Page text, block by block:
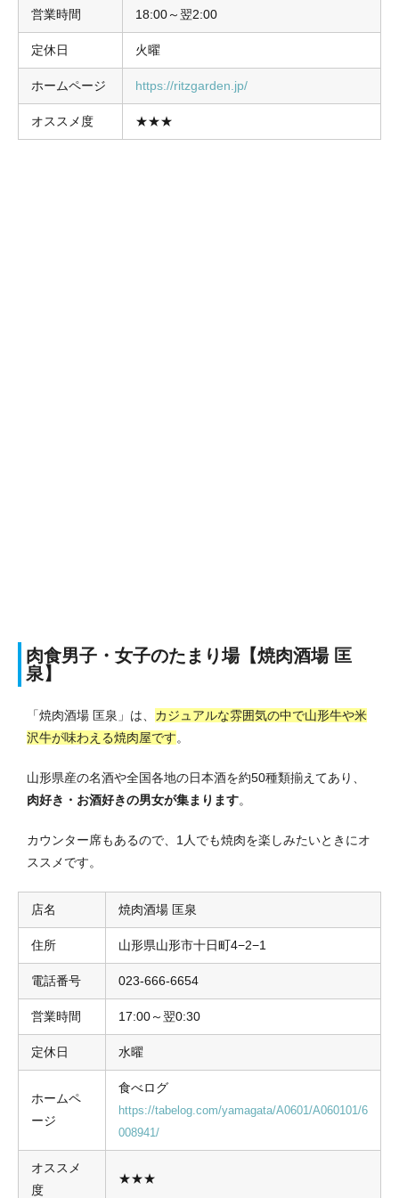
営業時間 18:00～翌2:00
定休日 火曜
ホームページ https://ritzgarden.jp/
オススメ度 ★★★
肉食男子・女子のたまり場【焼肉酒場 匡
泉】
「焼肉酒場 匡泉」は、 カジュアルな雰囲気の中で山形牛や米
沢牛が味わえる焼肉屋です。
山形県産の名酒や全国各地の日本酒を約50種類揃えてあり、
肉好き・お酒好きの男女が集まります。
カウンター席もあるので、1人でも焼肉を楽しみたいときにオ
ススメです。
店名 焼肉酒場 匡泉
住所 山形県山形市十日町4−2−1
電話番号 023-666-6654
営業時間 17:00～翌0:30
定休日 水曜
ホームペ
ージ
食べログ
https://tabelog.com/yamagata/A0601/A060101/6
008941/
オススメ
度
★★★